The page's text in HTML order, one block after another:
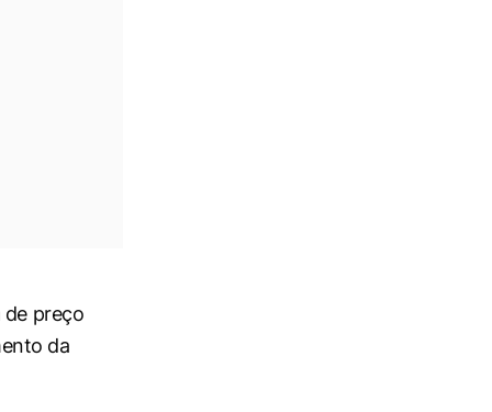
de preço
da